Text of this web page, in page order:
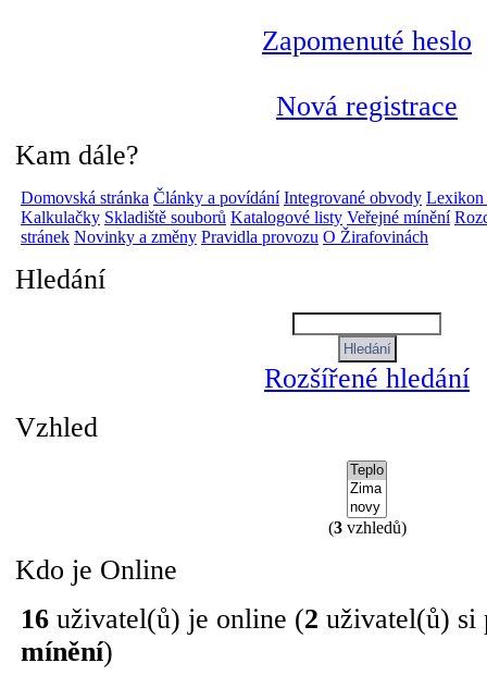
Zapomenuté heslo
Nová registrace
Kam dále?
Domovská stránka Články a povídání Integrované obvody Lexikon
Kalkulačky Skladiště souborů Katalogové listy Veřejné mínění
stránek Novinky a změny Pravidla provozu O Žirafovinách
Hledání
Rozšířené hledání
Vzhled
(3vzhledů)
Kdo je Online
16 uživatel(ů) je online (2 uživatel(ů)
mínění)